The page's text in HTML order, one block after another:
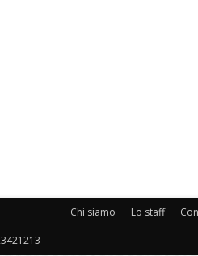
Chi siamo Lo staff